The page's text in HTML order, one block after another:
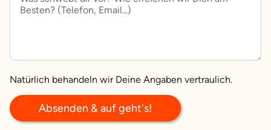
Natürlich behandeln wir Deine Angaben vertraulich.
Absenden & auf geht's!